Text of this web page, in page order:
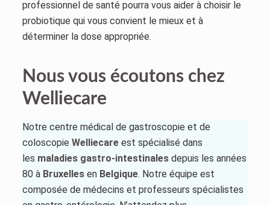
professionnel de santé pourra vous aider à choisir le
probiotique qui vous convient le mieux et à
déterminer la dose appropriée.
Nous vous écoutons chez
Welliecare
Notre centre médical de gastroscopie et de
coloscopie Welliecareest spécialisé dans
les maladies gastro-intestinalesdepuis les années
80 à Bruxellesen Belgique. Notre équipe est
composée de médecins et professeurs spécialistes